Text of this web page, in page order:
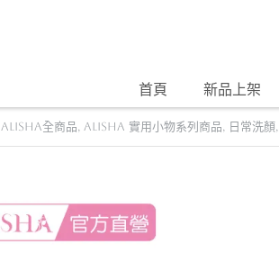
首頁 新品上架
AliSHA全商品, AliSHA 實用小物系列商品, 日常洗顏,